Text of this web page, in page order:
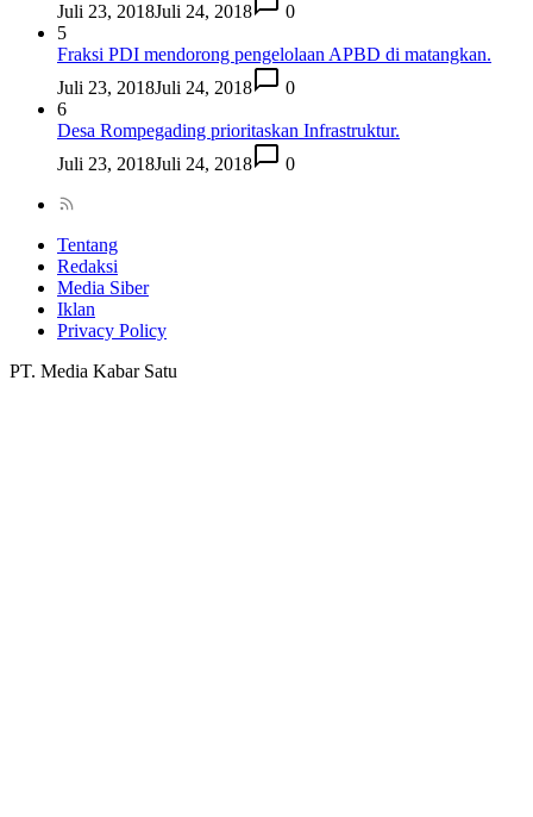
Juli 23, 2018Juli 24, 2018
0
5
Fraksi PDI mendorong pengelolaan APBD di matangkan.
Juli 23, 2018Juli 24, 2018
0
6
Desa Rompegading prioritaskan Infrastruktur.
Juli 23, 2018Juli 24, 2018 0
Tentang
Redaksi
Media Siber
Iklan
Privacy Policy
PT. Media Kabar Satu